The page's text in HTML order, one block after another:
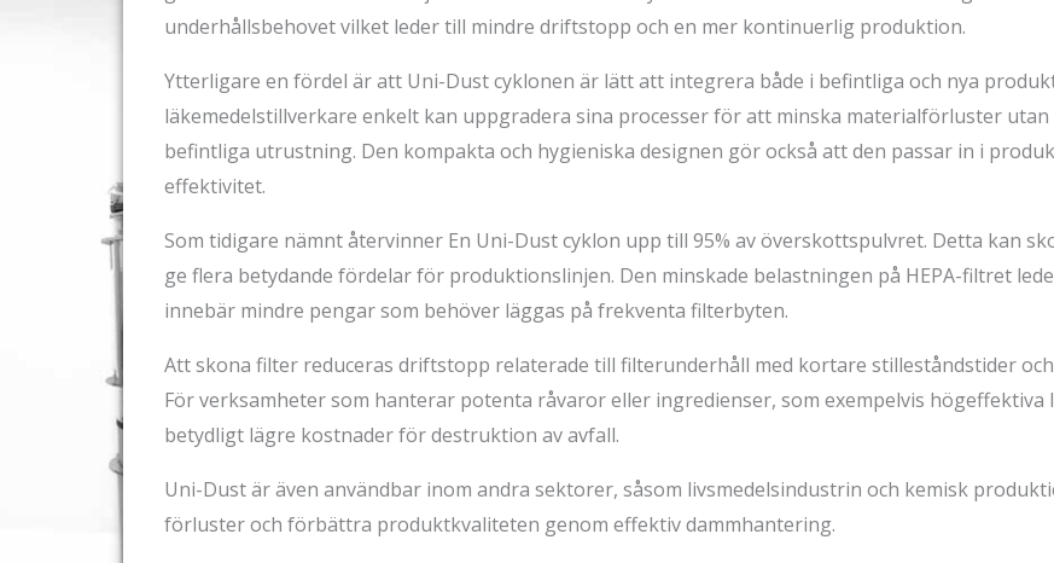
underhållsbehovet vilket leder till mindre driftstopp och en mer kontinuerlig produktion.
Ytterligare en fördel är att Uni-Dust cyklonen är lätt att integrera både i befintliga och nya
läkemedelstillverkare enkelt kan uppgradera sina processer för att minska materialförluster
befintliga utrustning. Den kompakta och hygieniska designen gör också att den passar in i
effektivitet.
Som tidigare nämnt återvinner En Uni-Dust cyklon upp till 95% av överskottspulvret. Detta kan
ge flera betydande fördelar för produktionslinjen. Den minskade belastningen på HEPA-filtret
innebär mindre pengar som behöver läggas på frekventa filterbyten.
Att skona filter reduceras driftstopp relaterade till filterunderhåll med kortare stilleståndstider
För verksamheter som hanterar potenta råvaror eller ingredienser, som exempelvis högeffektiva
betydligt lägre kostnader för destruktion av avfall.
Uni-Dust är även användbar inom andra sektorer, såsom livsmedelsindustrin och kemisk
förluster och förbättra produktkvaliteten genom effektiv dammhantering.